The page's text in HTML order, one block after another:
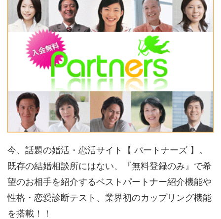
今、話題の婚活・恋活サイト【 パートナーズ 】。
既存の結婚相談所にはない、『無料登録のみ』で希
望のお相手を紹介するベストパートナー紹介機能や
性格・恋愛診断テスト、業界初のカップリング機能
を搭載！！